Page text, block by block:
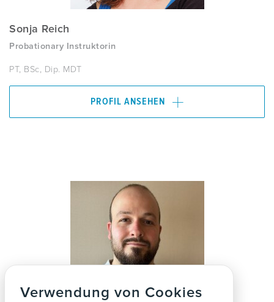
Sonja Reich
Probationary Instruktorin
PT, BSc, Dip. MDT
PROFIL ANSEHEN
Verwendung von Cookies